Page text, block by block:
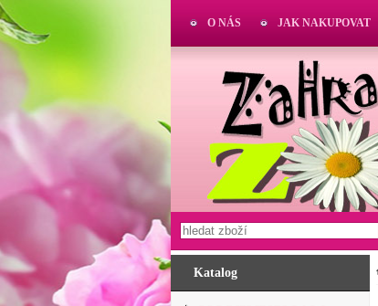
Katalog
O NÁS JAK NAKUPOVAT